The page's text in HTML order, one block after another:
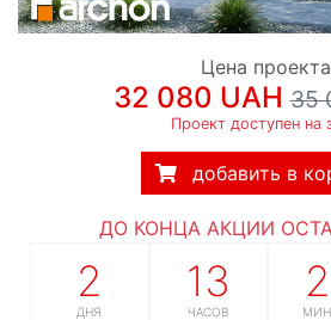
Цена
32 080 UAH35
Проект доступен на
добавить в
ДО КОНЦА АКЦИИ
2
ДНЯ
13
ЧАСОВ